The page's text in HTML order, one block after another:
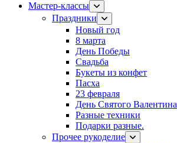
Мастер-классы
Праздники
Новый год
8 марта
День Победы
Свадьба
Букеты из конфет
Пасха
23 февраля
День Святого Валентина
Разные техники
Подарки разные.
Прочее рукоделие